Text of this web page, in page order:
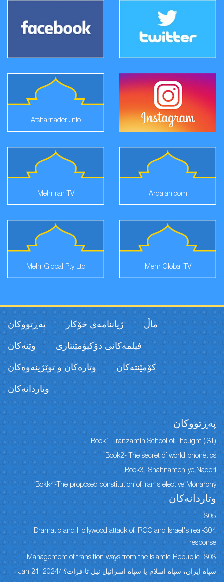
Afsharnaderi.info
Ardalan.com
Mehriran TV
Mehr Global TV
Mehr Global Pty Ltd
ماڵ ژیاننامەی خۆکار پەڕتووكان
فیلمەكانی دۆکیۆمێنتاری وێنەکان
كۆمێنتەكان وتارەکان و توێژینەوەکان
وتاردانەكان
پەڕتووكان
Book1- Iranzamin School of Thought (IST)
Book2- The secret of world phonetics
Book3- Shahnameh-ye Naderi
Bokk4-The proposed constitution of Iran's elective Monarchy
وتاردانەكان
305
304-Dramatic and Hollywood attack of IRGC and Israel's real
response
303- Management of transition ways from the Islamic Republic
سپاه ایران، سپاه اسلام یا سپاه اسرائیل نیل تا فرات؟ /Jan 21, 2024